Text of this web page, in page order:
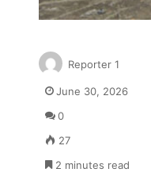
Reporter 1
June 30, 2026
0
27
2 minutes read